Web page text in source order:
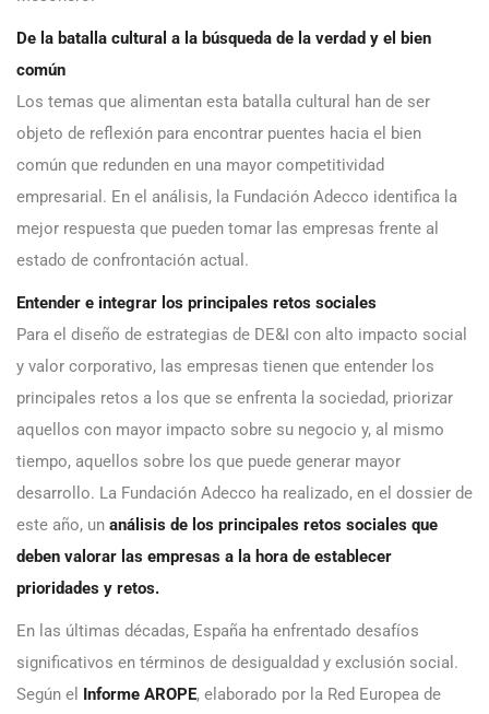
De la batalla cultural a la búsqueda de la verdad y el bien
común
Los temas que alimentan esta batalla cultural han de ser
objeto de reflexión para encontrar puentes hacia el bien
común que redunden en una mayor competitividad
empresarial. En el análisis, la Fundación Adecco identifica la
mejor respuesta que pueden tomar las empresas frente al
estado de confrontación actual.
Entender e integrar los principales retos sociales
Para el diseño de estrategias de DE&I con alto impacto social
y valor corporativo, las empresas tienen que entender los
principales retos a los que se enfrenta la sociedad, priorizar
aquellos con mayor impacto sobre su negocio y, al mismo
tiempo, aquellos sobre los que puede generar mayor
desarrollo. La Fundación Adecco ha realizado, en el dossier de
este año, un análisis de los principales retos sociales que
deben valorar las empresas a la hora de establecer
prioridades y retos.
En las últimas décadas, España ha enfrentado desafíos
significativos en términos de desigualdad y exclusión social.
Según el Informe AROPE, elaborado por la Red Europea de